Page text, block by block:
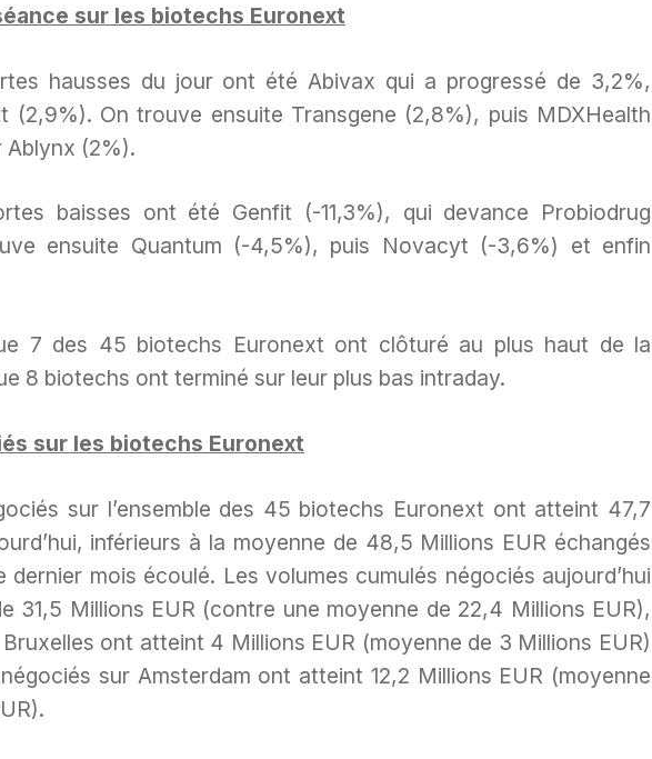
sur les biotechs Euronext
hausses du jour ont été Abivax qui a progressé de 3,2%,
(2,9%). On trouve ensuite Transgene (2,8%), puis MDXHealth
Ablynx (2%).
baisses ont été Genfit (-11,3%), qui devance Probiodrug
ensuite Quantum (-4,5%), puis Novacyt (-3,6%) et enfin
7 des 45 biotechs Euronext ont clôturé au plus haut de la
8 biotechs ont terminé sur leur plus bas intraday.
sur les biotechs Euronext
sur l’ensemble des 45 biotechs Euronext ont atteint 47,7
inférieurs à la moyenne de 48,5 Millions EUR échangés
dernier mois écoulé. Les volumes cumulés négociés aujourd’hui
31,5 Millions EUR (contre une moyenne de 22,4 Millions EUR),
ont atteint 4 Millions EUR (moyenne de 3 Millions EUR)
sur Amsterdam ont atteint 12,2 Millions EUR (moyenne